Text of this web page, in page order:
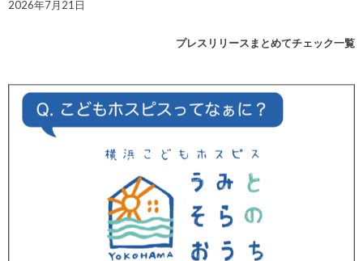
2026年7月21日
プレスリリースまとめてチェック一覧